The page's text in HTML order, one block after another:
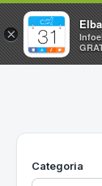
Home
Utilità
Categoria
×